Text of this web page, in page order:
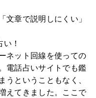
文章で説明しにくい」
！
ネット回線を使っての
電話占いサイトでも鑑
ということもなく、
えてきました。ここで